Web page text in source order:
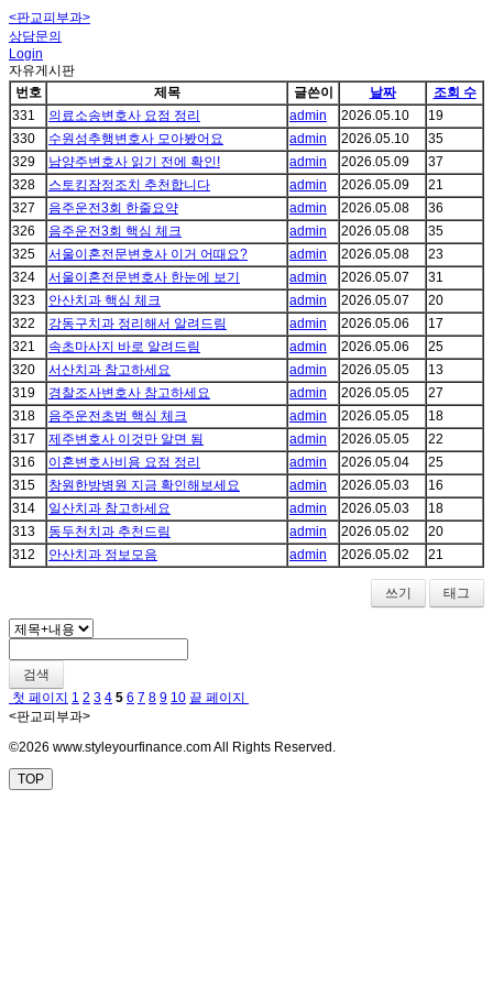
<판교피부과>
상담문의
Login
자유게시판
번호
제목 글쓴이 날짜
조회 수
331
의료소송변호사 요점 정리 admin 2026.05.10
19
330
수원성추행변호사 모아봤어요 admin 2026.05.10
35
329
남양주변호사 읽기 전에 확인! admin 2026.05.09
37
328
스토킹잠정조치 추천합니다 admin 2026.05.09
21
327
음주운전3회 한줄요약 admin 2026.05.08
36
326
음주운전3회 핵심 체크 admin 2026.05.08
35
325
서울이혼전문변호사 이거 어때요? admin 2026.05.08
23
324
서울이혼전문변호사 한눈에 보기 admin 2026.05.07
31
323
안산치과 핵심 체크 admin 2026.05.07
20
322
강동구치과 정리해서 알려드림 admin 2026.05.06
17
321
속초마사지 바로 알려드림 admin 2026.05.06
25
320
서산치과 참고하세요 admin 2026.05.05
13
319
경찰조사변호사 참고하세요 admin 2026.05.05
27
318
음주운전초범 핵심 체크 admin 2026.05.05
18
317
제주변호사 이것만 알면 됨 admin 2026.05.05
22
316
이혼변호사비용 요점 정리 admin 2026.05.04
25
315
창원한방병원 지금 확인해보세요 admin 2026.05.03
16
314
일산치과 참고하세요 admin 2026.05.03
18
313
동두천치과 추천드림 admin 2026.05.02
20
312
안산치과 정보모음 admin 2026.05.02 21
쓰기 태그
검색
첫 페이지 1 2 3 4 5 6 7 8 9 10 끝 페이지
<판교피부과>
©2026 www.styleyourfinance.com All Rights Reserved.
TOP